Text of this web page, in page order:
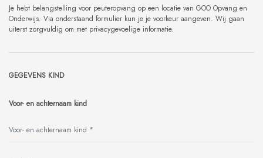
Je hebt belangstelling voor peuteropvang op een locatie van GOO Opvang en
Onderwijs. Via onderstaand formulier kun je je voorkeur aangeven. Wij gaan
uiterst zorgvuldig om met privacygevoelige informatie.
GEGEVENS KIND
Voor- en achternaam kind